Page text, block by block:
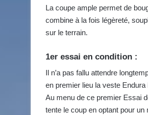
r
i
La coupe ample permet de
combine à la fois légèreté,
sur le terrain.
1er essai en condition :
Il n’a pas fallu attendre
en premier lieu la veste Endura
Au menu de ce premier Essai
tente le coup en optant pour